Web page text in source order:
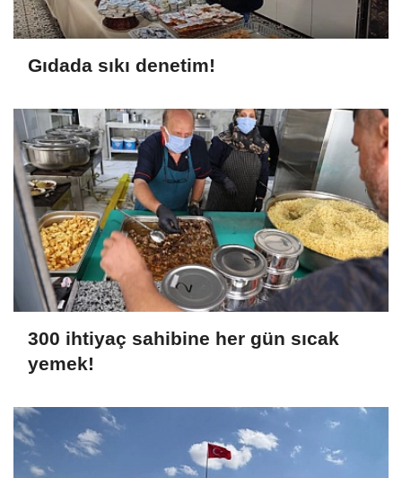
Gıdada sıkı denetim!
300 ihtiyaç sahibine her gün sıcak
yemek!